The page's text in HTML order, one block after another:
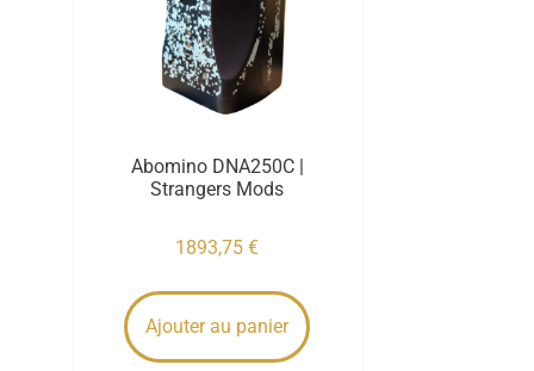
Abomino DNA250C |
Strangers Mods
1893,75€
Ajouter au panier